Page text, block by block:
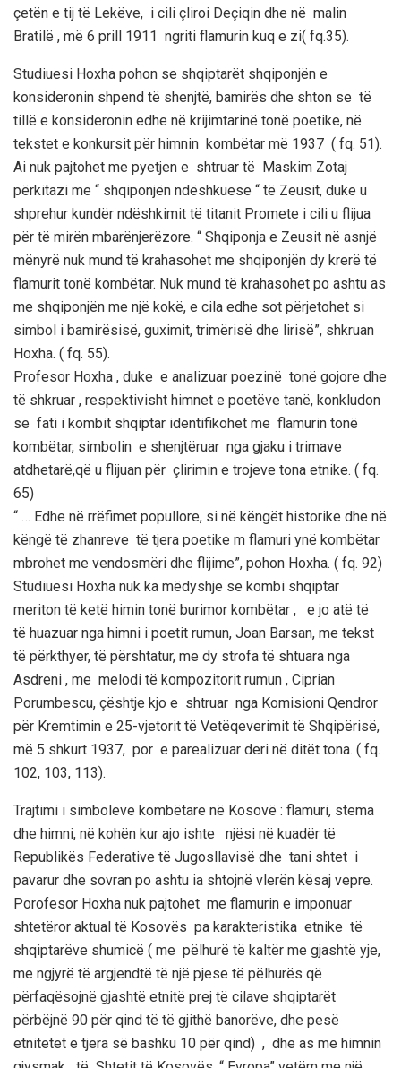
çetën e tij të Lekëve, i cili çliroi Deçiqin dhe në malin
Bratilë , më 6 prill 1911 ngriti flamurin kuq e zi( fq.35).
Studiuesi Hoxha pohon se shqiptarët shqiponjën e
konsideronin shpend të shenjtë, bamirës dhe shton se të
tillë e konsideronin edhe në krijimtarinë tonë poetike, në
tekstet e konkursit për himnin kombëtar më 1937 ( fq. 51).
Ai nuk pajtohet me pyetjen e shtruar të Maskim Zotaj
përkitazi me “ shqiponjën ndëshkuese “ të Zeusit, duke u
shprehur kundër ndëshkimit të titanit Promete i cili u flijua
për të mirën mbarënjerëzore. “ Shqiponja e Zeusit në asnjë
mënyrë nuk mund të krahasohet me shqiponjën dy krerë të
flamurit tonë kombëtar. Nuk mund të krahasohet po ashtu as
me shqiponjën me një kokë, e cila edhe sot përjetohet si
simbol i bamirësisë, guximit, trimërisë dhe lirisë”, shkruan
Hoxha. ( fq. 55).
Profesor Hoxha , duke e analizuar poezinë tonë gojore dhe
të shkruar , respektivisht himnet e poetëve tanë, konkludon
se fati i kombit shqiptar identifikohet me flamurin tonë
kombëtar, simbolin e shenjtëruar nga gjaku i trimave
atdhetarë,që u flijuan për çlirimin e trojeve tona etnike. ( fq.
65)
“ … Edhe në rrëfimet popullore, si në këngët historike dhe në
këngë të zhanreve të tjera poetike m flamuri ynë kombëtar
mbrohet me vendosmëri dhe flijime”, pohon Hoxha. ( fq. 92)
Studiuesi Hoxha nuk ka mëdyshje se kombi shqiptar
meriton të ketë himin tonë burimor kombëtar , e jo atë të
të huazuar nga himni i poetit rumun, Joan Barsan, me tekst
të përkthyer, të përshtatur, me dy strofa të shtuara nga
Asdreni , me melodi të kompozitorit rumun , Ciprian
Porumbescu, çështje kjo e shtruar nga Komisioni Qendror
për Kremtimin e 25-vjetorit të Vetëqeverimit të Shqipërisë,
më 5 shkurt 1937, por e parealizuar deri në ditët tona. ( fq.
102, 103, 113).
Trajtimi i simboleve kombëtare në Kosovë : flamuri, stema
dhe himni, në kohën kur ajo ishte njësi në kuadër të
Republikës Federative të Jugosllavisë dhe tani shtet i
pavarur dhe sovran po ashtu ia shtojnë vlerën kësaj vepre.
Porofesor Hoxha nuk pajtohet me flamurin e imponuar
shtetëror aktual të Kosovës pa karakteristika etnike të
shqiptarëve shumicë ( me pëlhurë të kaltër me gjashtë yje,
me ngjyrë të argjendtë të një pjese të pëlhurës që
përfaqësojnë gjashtë etnitë prej të cilave shqiptarët
përbëjnë 90 për qind të të gjithë banorëve, dhe pesë
etnitetet e tjera së bashku 10 për qind) , dhe as me himnin